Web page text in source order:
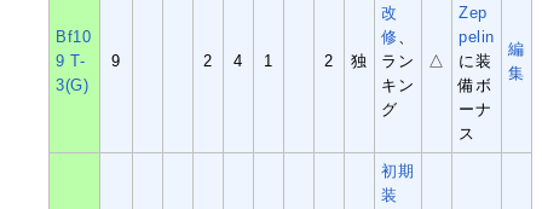
Bf10
9 T-
3(G)
9 2 4 1 2 独
改
修、
ラン
キン
グ
△
Zep
pelin
に装
備ボ
ーナ
ス
編
集
初期
装